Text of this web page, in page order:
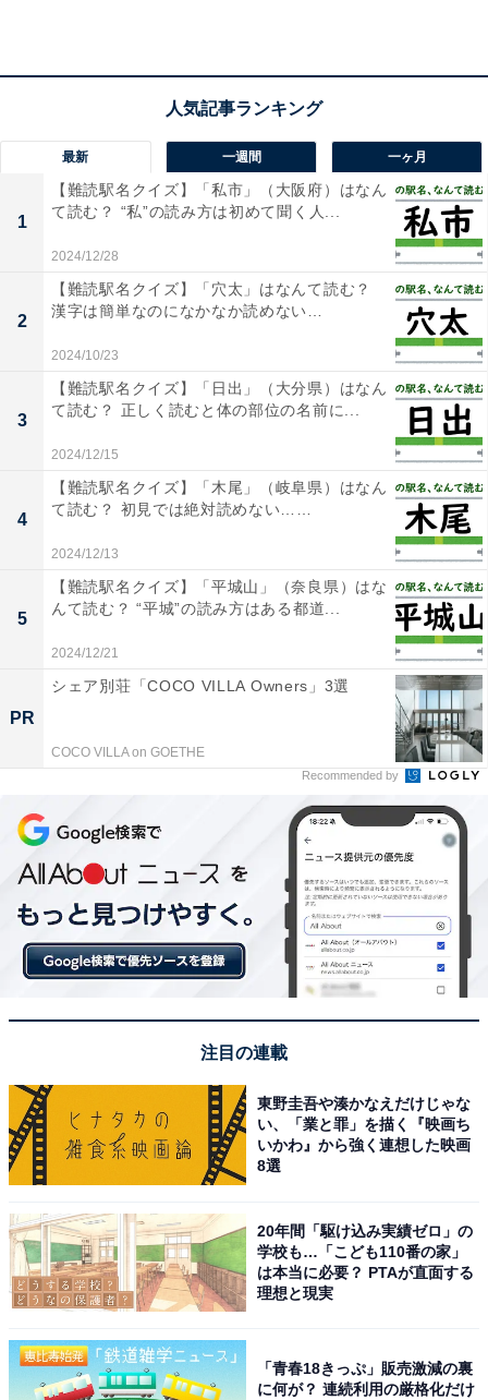
1 2
最新 一週間 一ヶ月
1
【難読駅名クイズ】「私市」（大阪府）はなん
て読む？ “私”の読み方は初めて聞く人...
2024/12/28
2
【難読駅名クイズ】「穴太」はなんて読む？
漢字は簡単なのになかなか読めない…
2024/10/23
3
【難読駅名クイズ】「日出」（大分県）はなん
て読む？ 正しく読むと体の部位の名前に...
2024/12/15
4
【難読駅名クイズ】「木尾」（岐阜県）はなん
て読む？ 初見では絶対読めない……
2024/12/13
5
【難読駅名クイズ】「平城山」（奈良県）はな
んて読む？ “平城”の読み方はある都道...
2024/12/21
PR
シェア別荘「COCO VILLA Owners」3選
COCO VILLA on GOETHE
Recommended by
注目の連載
東野圭吾や湊かなえだけじゃな
い、「業と罪」を描く『映画ち
いかわ』から強く連想した映画
8選
20年間「駆け込み実績ゼロ」の
学校も…「こども110番の家」
は本当に必要？ PTAが直面する
理想と現実
「青春18きっぷ」販売激減の裏
に何が？ 連続利用の厳格化だけ